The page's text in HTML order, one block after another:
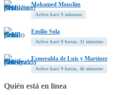
Mohamed Mouslim
Activo hace 9 minutos
Emilio Sola
Activo hace 9 horas, 31 minutos
Esmeralda de Luis y Martínez
Activo hace 9 horas, 46 minutos
Quién está en línea